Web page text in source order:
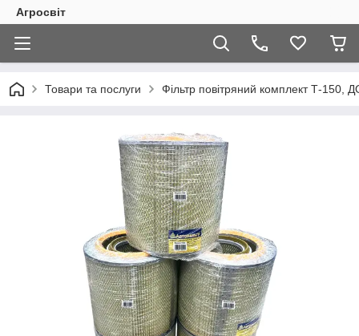
Агросвіт
Товари та послуги Фільтр повітряний комплект Т-